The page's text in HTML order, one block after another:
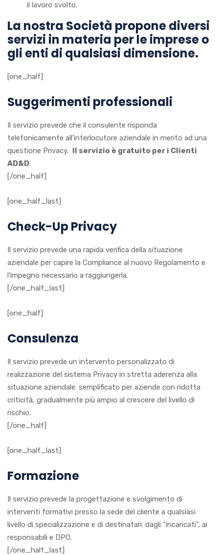
il lavoro svolto.
La nostra Società propone diversi
servizi in materia per le imprese o
gli enti di qualsiasi dimensione.
[one_half]
Suggerimenti professionali
Il servizio prevede che il consulente risponda
telefonicamente all’interlocutore aziendale in merito ad una
questione Privacy. Il servizio è gratuito per i Clienti
AD&D.
[/one_half]
[one_half_last]
Check-Up Privacy
Il servizio prevede una rapida verifica della situazione
aziendale per capire la Compliance al nuovo Regolamento e
l’impegno necessario a raggiungerla.
[/one_half_last]
[one_half]
Consulenza
Il servizio prevede un intervento personalizzato di
realizzazione del sistema Privacy in stretta aderenza alla
situazione aziendale: semplificato per aziende con ridotta
criticità, gradualmente più ampio al crescere del livello di
rischio.
[/one_half]
[one_half_last]
Formazione
Il servizio prevede la progettazione e svolgimento di
interventi formativi presso la sede del cliente a qualsiasi
livello di specializzazione e di destinatari: dagli “incaricati”, ai
responsabili e DPO.
[/one_half_last]